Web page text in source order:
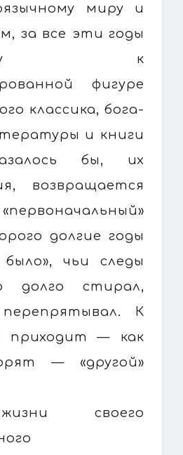
миру и
за все эти годы
к
фигуре
классика, бога-
и книги
бы, их
возвращается
долгие годы
чьи следы
долго стирал,
К
приходит — как
— «другой»
своего